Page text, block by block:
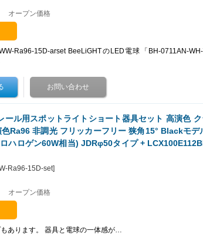
オープン価格
Ra96-15D-arset BeeLiGHTのLED電球「BH-0711AN-
ール用スポットライトショート器具セット 高演色
色Ra96 非調光 フリッカーフリー 狭角15° Blackモ
ハロゲン60W相当) JDRφ50タイプ +
Ra96-15D-set]
オープン価格
あります。 器具と電球の一体感が…